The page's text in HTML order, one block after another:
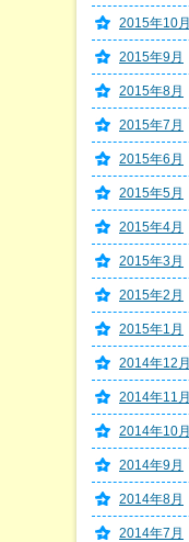
2015年10月
2015年9月
2015年8月
2015年7月
2015年6月
2015年5月
2015年4月
2015年3月
2015年2月
2015年1月
2014年12月
2014年11月
2014年10月
2014年9月
2014年8月
2014年7月